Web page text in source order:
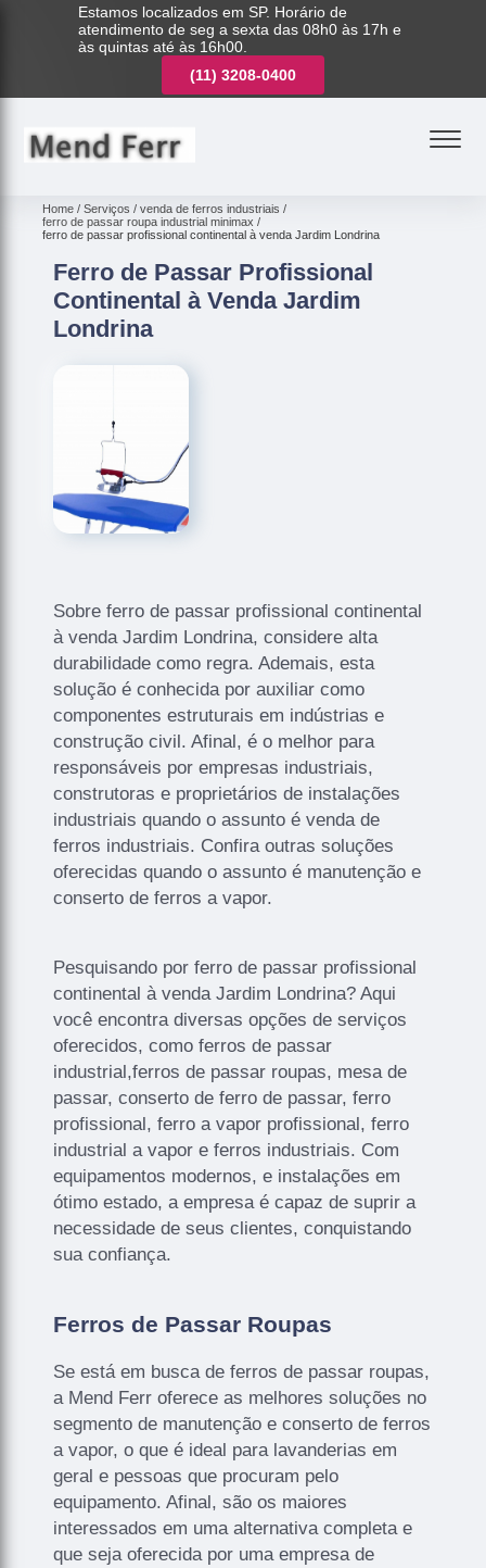
Estamos localizados em SP. Horário de
atendimento de seg a sexta das 08h0 às 17h e
às quintas até às 16h00.
(11) 3208-0400
Home Serviços
venda de ferros industriais
ferro de passar roupa industrial minimax
ferro de passar profissional continental à venda Jardim Londrina
Ferro de Passar Profissional
Continental à Venda Jardim
Londrina
Sobre ferro de passar profissional continental
à venda Jardim Londrina, considere alta
durabilidade como regra. Ademais, esta
solução é conhecida por auxiliar como
componentes estruturais em indústrias e
construção civil. Afinal, é o melhor para
responsáveis por empresas industriais,
construtoras e proprietários de instalações
industriais quando o assunto é venda de
ferros industriais. Confira outras soluções
oferecidas quando o assunto é manutenção e
conserto de ferros a vapor.
Pesquisando por ferro de passar profissional
continental à venda Jardim Londrina? Aqui
você encontra diversas opções de serviços
oferecidos, como ferros de passar
industrial,ferros de passar roupas, mesa de
passar, conserto de ferro de passar, ferro
profissional, ferro a vapor profissional, ferro
industrial a vapor e ferros industriais. Com
equipamentos modernos, e instalações em
ótimo estado, a empresa é capaz de suprir a
necessidade de seus clientes, conquistando
sua confiança.
Ferros de Passar Roupas
Se está em busca de ferros de passar roupas,
a Mend Ferr oferece as melhores soluções no
segmento de manutenção e conserto de ferros
a vapor, o que é ideal para lavanderias em
geral e pessoas que procuram pelo
equipamento. Afinal, são os maiores
interessados em uma alternativa completa e
que seja oferecida por uma empresa de